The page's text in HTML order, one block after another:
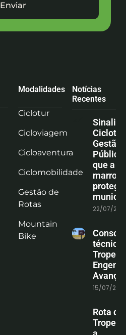
Enviar
Modalidades
Ciclotur
Cicloviagem
Cicloaventura
Ciclomobilidade
Gestão de
Rotas
Mountain
Bike
Notícias
Recentes
Gestão
que a
marrom
protege
22/07/
técnica
15/07/
Rota